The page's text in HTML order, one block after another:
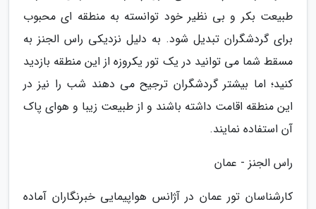
طبیعت بکر و بی نظیر خود توانسته به منطقه ای محبوب
برای گردشگران تبدیل شود. به دلیل نزدیکی راس الجنز به
مسقط شما می توانید در یک تور یکروزه از این منطقه بازدید
کنید؛ اما بیشتر گردشگران ترجیح می دهند شب را نیز در
این منطقه اقامت داشته باشند و از طبیعت زیبا و هوای پاک
آن استفاده نمایند.
راس الجنز - عمان
کارشناسان تور عمان در آژانس هواپیمایی خبرنگاران آماده